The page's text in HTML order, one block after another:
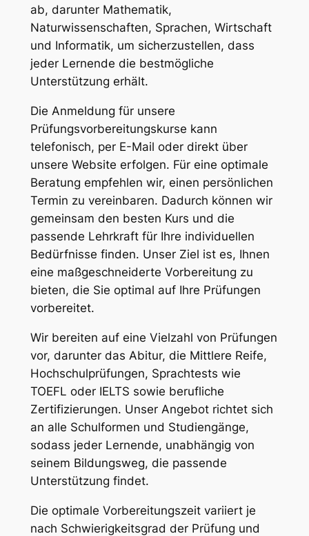
ab, darunter Mathematik,
Naturwissenschaften, Sprachen, Wirtschaft
und Informatik, um sicherzustellen, dass
jeder Lernende die bestmögliche
Unterstützung erhält.
Die Anmeldung für unsere
Prüfungsvorbereitungskurse kann
telefonisch, per E-Mail oder direkt über
unsere Website erfolgen. Für eine optimale
Beratung empfehlen wir, einen persönlichen
Termin zu vereinbaren. Dadurch können wir
gemeinsam den besten Kurs und die
passende Lehrkraft für Ihre individuellen
Bedürfnisse finden. Unser Ziel ist es, Ihnen
eine maßgeschneiderte Vorbereitung zu
bieten, die Sie optimal auf Ihre Prüfungen
vorbereitet.
Wir bereiten auf eine Vielzahl von Prüfungen
vor, darunter das Abitur, die Mittlere Reife,
Hochschulprüfungen, Sprachtests wie
TOEFL oder IELTS sowie berufliche
Zertifizierungen. Unser Angebot richtet sich
an alle Schulformen und Studiengänge,
sodass jeder Lernende, unabhängig von
seinem Bildungsweg, die passende
Unterstützung findet.
Die optimale Vorbereitungszeit variiert je
nach Schwierigkeitsgrad der Prüfung und